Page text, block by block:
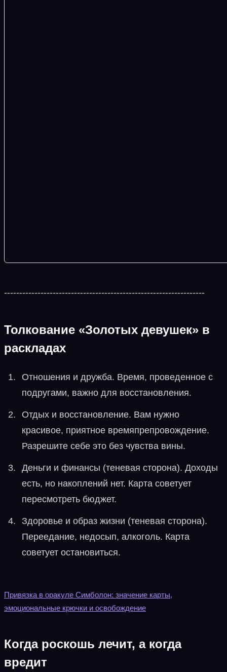
------------------------------------------------------------------
Толкование «Золотых девушек» в
раскладах
Отношения и дружба. Время, проведенное с
подругами, важно для восстановления.
Отдых и восстановление. Вам нужно
красивое, приятное времяпрепровождение.
Разрешите себе это без чувства вины.
Деньги и финансы (теневая сторона). Доходы
есть, но накоплений нет. Карта советует
пересмотреть бюджет.
Здоровье и образ жизни (теневая сторона).
Переедание, недосып, алкоголь. Карта
советует остановиться.
Привязка в оракуле Симболон: значение карты,
эмоциональные крючки и освобождение
Когда роскошь лечит, а когда
вредит